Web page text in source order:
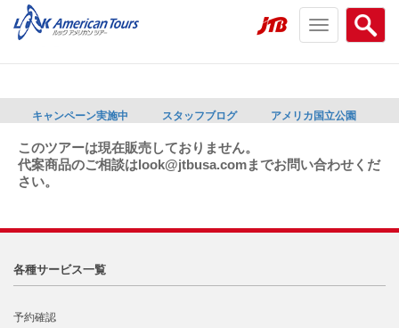
Search
menu
Toggle
navigation
キャンペーン実施中 スタッフブログ アメリカ国立公園
このツアーは現在販売しておりません。
代案商品のご相談はlook@jtbusa.comまでお問い合わせくだ
さい。
各種サービス一覧
予約確認